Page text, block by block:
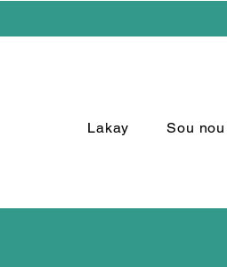
Lakay Sou nou